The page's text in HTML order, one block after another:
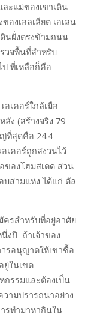
ะแม่ของเขาเดิน
องเอลเลียต เอเลน
นฝั่งตรงข้ามถนน
วจพื้นที่สำหรับ
ป ที่เหลือก็คือ
เคอร์ใกล้เมือ
ง (สร้างจริง 79
ที่สุดคือ 24.4
เคอร์ถูกสงวนไว้
องโฮมสเตด สวน
บสามแห่ง ได้แก่ ดัล
รสำหรับที่อยู่อาศัย
งปี ถ้าเจ้าของ
รอนุญาตให้เขาซื้อ
ในเขต
กรรมและต้องเป็น
ามปรารถนาอย่าง
รทำมาหากินใน